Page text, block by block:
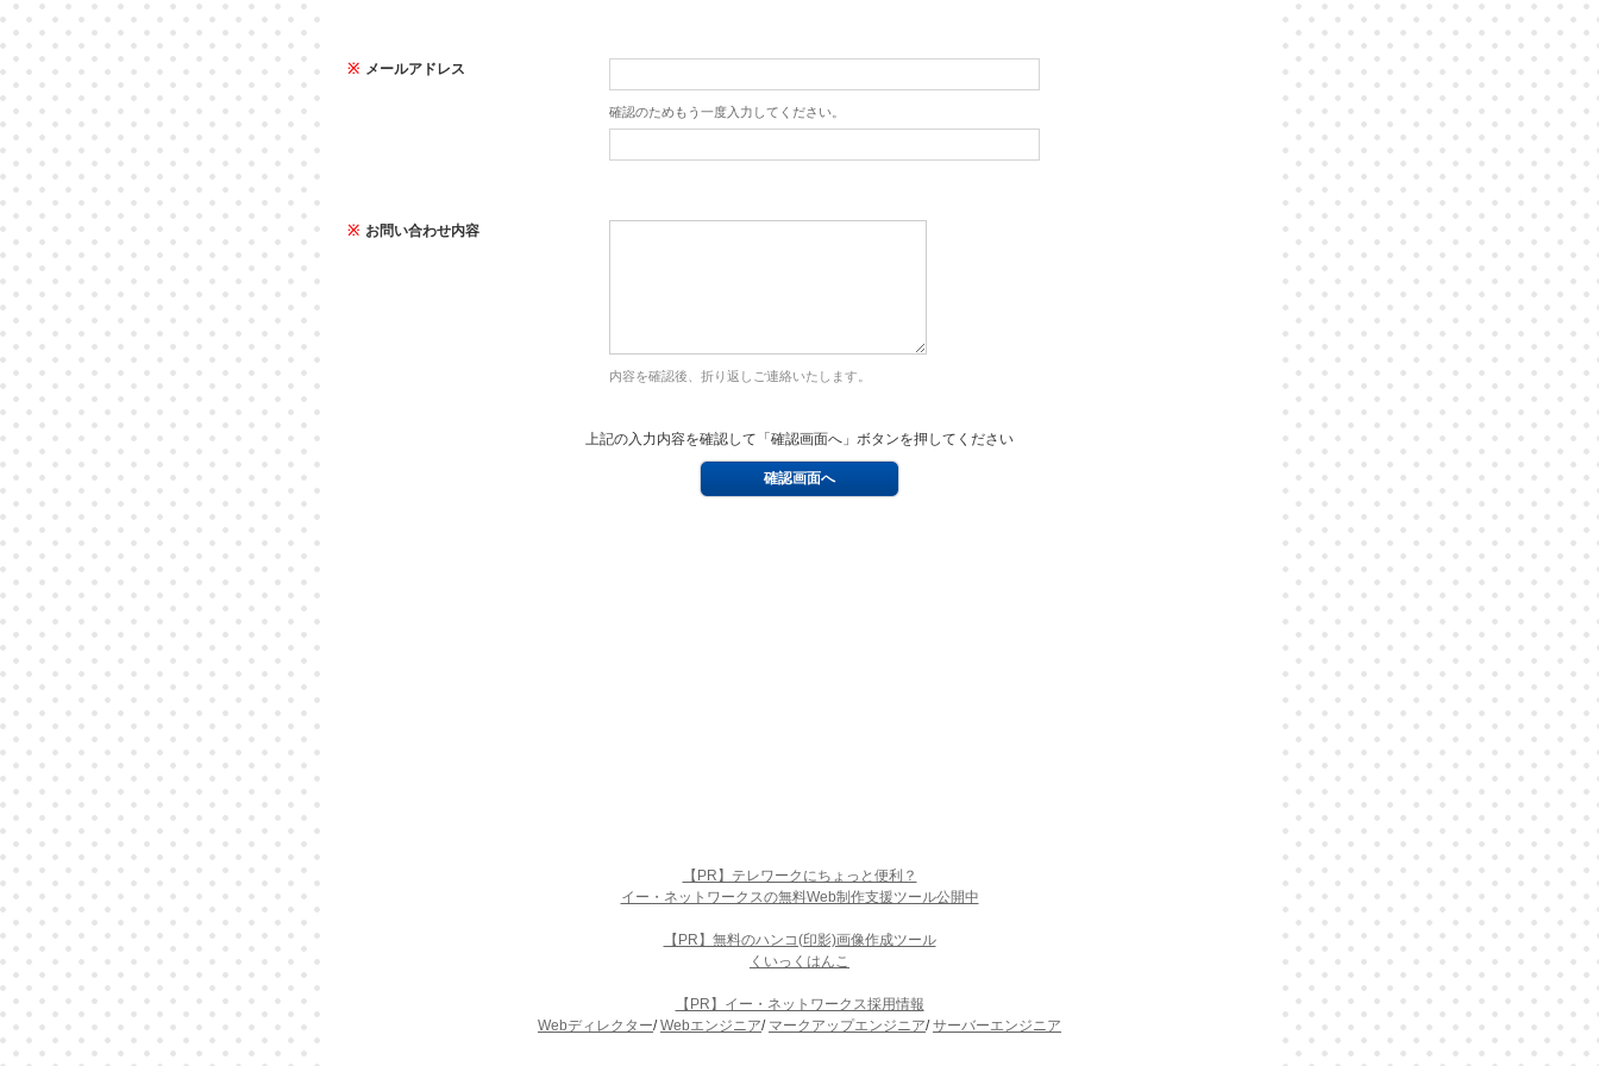
※ メールアドレス
確認のためもう一度入力してください。
※ お問い合わせ内容
内容を確認後、折り返しご連絡いたします。
上記の入力内容を確認して「確認画面へ」ボタンを押してください
【PR】テレワークにちょっと便利？
イー・ネットワークスの無料Web制作支援ツール公開中
【PR】無料のハンコ(印影)画像作成ツール
くいっくはんこ
【PR】イー・ネットワークス採用情報
Webディレクター/Webエンジニア/ マークアップエンジニア/サーバーエンジニア